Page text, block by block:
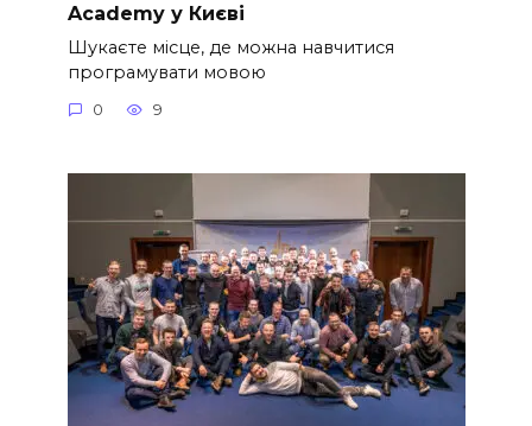
Academy у Києві
Шукаєте місце, де можна навчитися
програмувати мовою
0 9